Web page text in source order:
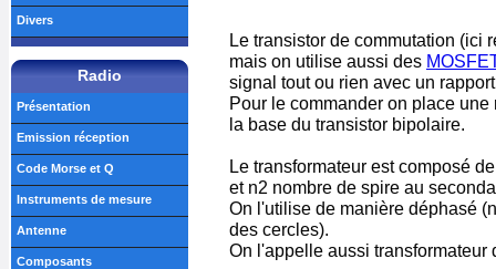
Le transistor de commutation (ici
mais on utilise aussi des
signal tout ou rien avec un
Pour le commander on place
la base du transistor bipolaire.
Le transformateur est composé
et n2 nombre de spire au
On l'utilise de manière déphasé
des cercles).
On l'appelle aussi transformateur
Divers
Radio
Présentation
Emission réception
Code Morse et Q
Instruments de mesure
Antenne
Composants